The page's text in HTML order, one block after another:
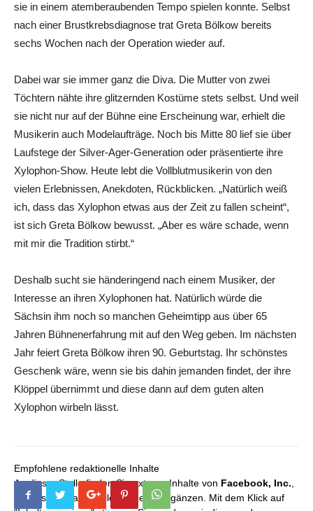
sie in einem atemberaubenden Tempo spielen konnte. Selbst
nach einer Brustkrebsdiagnose trat Greta Bölkow bereits
sechs Wochen nach der Operation wieder auf.
Dabei war sie immer ganz die Diva. Die Mutter von zwei
Töchtern nähte ihre glitzernden Kostüme stets selbst. Und weil
sie nicht nur auf der Bühne eine Erscheinung war, erhielt die
Musikerin auch Modelaufträge. Noch bis Mitte 80 lief sie über
Laufstege der Silver-Ager-Generation oder präsentierte ihre
Xylophon-Show. Heute lebt die Vollblutmusikerin von den
vielen Erlebnissen, Anekdoten, Rückblicken. „Natürlich weiß
ich, dass das Xylophon etwas aus der Zeit zu fallen scheint“,
ist sich Greta Bölkow bewusst. „Aber es wäre schade, wenn
mit mir die Tradition stirbt.“
Deshalb sucht sie händeringend nach einem Musiker, der
Interesse an ihren Xylophonen hat. Natürlich würde die
Sächsin ihm noch so manchen Geheimtipp aus über 65
Jahren Bühnenerfahrung mit auf den Weg geben. Im nächsten
Jahr feiert Greta Bölkow ihren 90. Geburtstag. Ihr schönstes
Geschenk wäre, wenn sie bis dahin jemanden findet, der ihre
Klöppel übernimmt und diese dann auf dem guten alten
Xylophon wirbeln lässt.
Empfohlene redaktionelle Inhalte
An dieser Stelle finden Sie externe Inhalte von Facebook, Inc.,
die unser redaktionelles Angebot ergänzen. Mit dem Klick auf